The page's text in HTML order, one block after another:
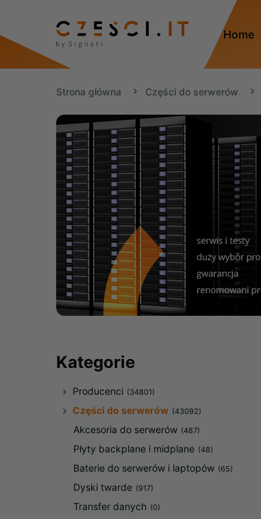
Home
Strona główna Części do serwerów
Kategorie
Producenci (34801)
Części do serwerów (43092)
Akcesoria do serwerów (487)
Płyty backplane i midplane (48)
Baterie do serwerów i laptopów (65)
Dyski twarde (917)
Transfer danych (0)